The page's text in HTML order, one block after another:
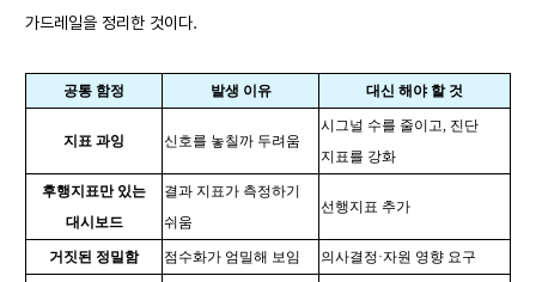
가드레일을 정리한 것이다.
공통 함정 발생 이유 대신 해야 할 것
지표 과잉 신호를 놓칠까 두려움
시그널 수를 줄이고, 진단
지표를 강화
후행지표만 있는
대시보드
결과 지표가 측정하기
쉬움
선행지표 추가
거짓된 정밀함 점수화가 엄밀해 보임 의사결정·자원 영향 요구